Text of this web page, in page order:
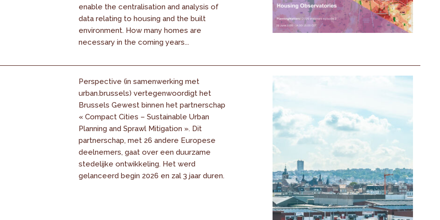
enable the centralisation and analysis of
data relating to housing and the built
environment. How many homes are
necessary in the coming years...
Perspective (in samenwerking met
urban.brussels) vertegenwoordigt het
Brussels Gewest binnen het partnerschap
« Compact Cities – Sustainable Urban
Planning and Sprawl Mitigation ». Dit
partnerschap, met 26 andere Europese
deelnemers, gaat over een duurzame
stedelijke ontwikkeling. Het werd
gelanceerd begin 2026 en zal 3 jaar duren.